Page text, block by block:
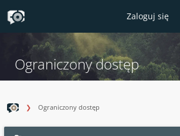
Zaloguj się
Ograniczony dostęp
Ograniczony dostęp